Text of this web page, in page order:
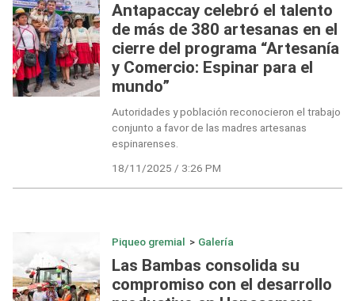
Antapaccay celebró el talento
de más de 380 artesanas en el
cierre del programa “Artesanía
y Comercio: Espinar para el
mundo”
Autoridades y población reconocieron el trabajo
conjunto a favor de las madres artesanas
espinarenses.
18/11/2025 / 3:26 PM
Piqueo gremial > Galería
Las Bambas consolida su
compromiso con el desarrollo